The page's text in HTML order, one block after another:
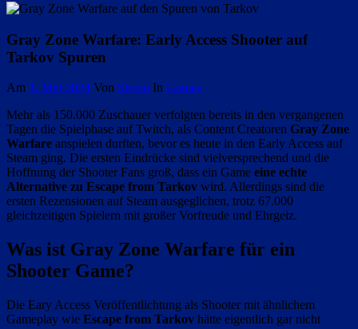
Gray Zone Warfare: Early Access Shooter auf
Tarkov Spuren
Am 1. Mai 2024 Von Stefan In Games
Mehr als 150.000 Zuschauer verfolgten bereits in den vergangenen
Tagen die Spielphase auf Twitch, als Content Creatoren Gray Zone
Warfare anspielen durften, bevor es heute in den Early Access auf
Steam ging. Die ersten Eindrücke sind vielversprechend und die
Hoffnung der Shooter Fans groß, dass ein Game eine echte
Alternative zu Escape from Tarkov wird. Allerdings sind die
ersten Rezensionen auf Steam ausgeglichen, trotz 67.000
gleichzeitigen Spielern mit großer Vorfreude und Ehrgeiz.
Was ist Gray Zone Warfare für ein
Shooter Game?
Die Eary Access Veröffentlichtung als Shooter mit ähnlichem
Gameplay wie Escape from Tarkov hätte eigentlich gar nicht